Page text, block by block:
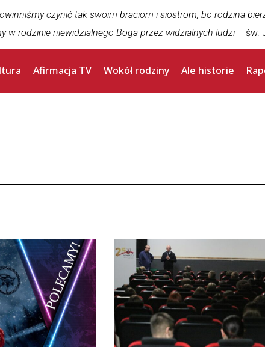
czynić tak swoim braciom i siostrom, bo rodzina
w rodzinie niewidzialnego Boga przez widzialnych ludzi– św.
Afirmacja TV Wokół rodziny Ale historie